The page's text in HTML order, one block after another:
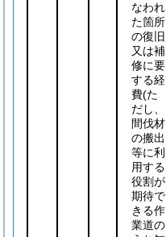
なわれ
た箇所
の復旧
又は補
修に要
する経
費(た
だし、
間伐材
の搬出
等に利
用する
役割が
期待で
きる作
業道の